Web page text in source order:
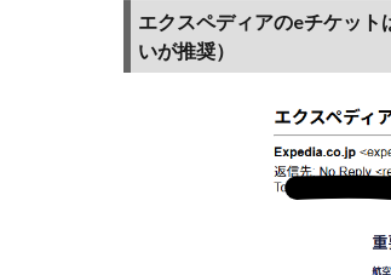
チケ
ット
は
エクスペディアのeチケッ
いが推奨）